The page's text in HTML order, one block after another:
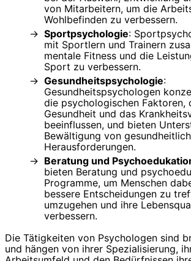
von Mitarbeitern, um die
Wohlbefinden zu verbessern.
Sportpsychologie:
mit Sportlern und Trainern
mentale Fitness und die
Sport zu verbessern.
Gesundheitspsychologie:
Gesundheitspsychologen
die psychologischen Faktoren,
Gesundheit und das
beeinflussen, und bieten
Bewältigung von
Herausforderungen.
Beratung und
bieten Beratung und
Programme, um Menschen
bessere Entscheidungen zu
umzugehen und ihre
verbessern.
Die Tätigkeiten von Psychologen sind
und hängen von ihrer Spezialisierung,